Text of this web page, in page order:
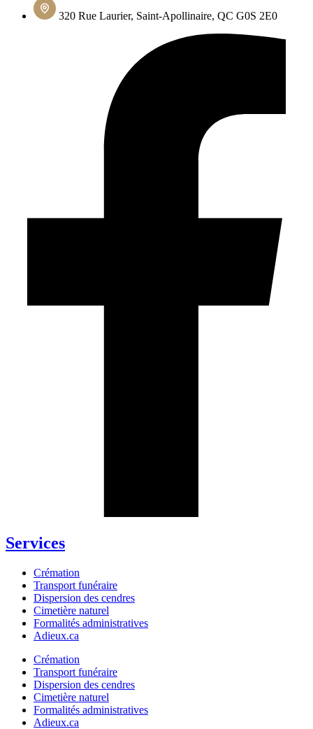
320 Rue Laurier, Saint-Apollinaire, QC G0S 2E0
Services
Crémation
Transport funéraire
Dispersion des cendres
Cimetière naturel
Formalités administratives
Adieux.ca
Crémation
Transport funéraire
Dispersion des cendres
Cimetière naturel
Formalités administratives
Adieux.ca